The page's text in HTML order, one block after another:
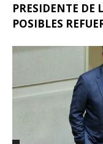
PRESIDENTE DE
POSIBLES